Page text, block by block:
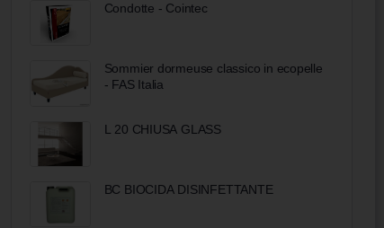
Condotte - Cointec
Sommier dormeuse classico in ecopelle
- FAS Italia
L 20 CHIUSA GLASS
BC BIOCIDA DISINFETTANTE